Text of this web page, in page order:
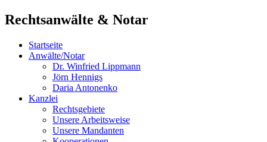
Rechtsanwälte & Notar
Startseite
Anwälte/Notar
Dr. Winfried Lippmann
Jörn Hennigs
Daria Antonenko
Kanzlei
Rechtsgebiete
Unsere Arbeitsweise
Unsere Mandanten